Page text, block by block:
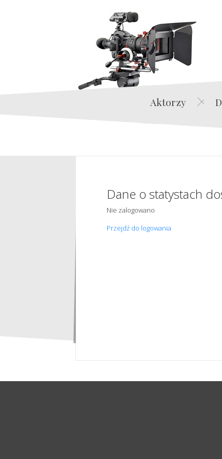
Aktorzy
Dane o statystach
Nie zalogowano
Przejdź do logowania